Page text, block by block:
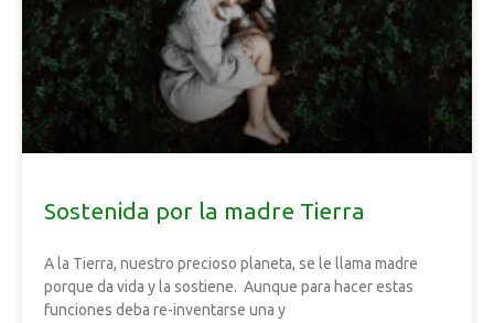
Sostenida por la madre Tierra
A la Tierra, nuestro precioso planeta, se le llama madre
porque da vida y la sostiene. Aunque para hacer estas
funciones deba re-inventarse una y